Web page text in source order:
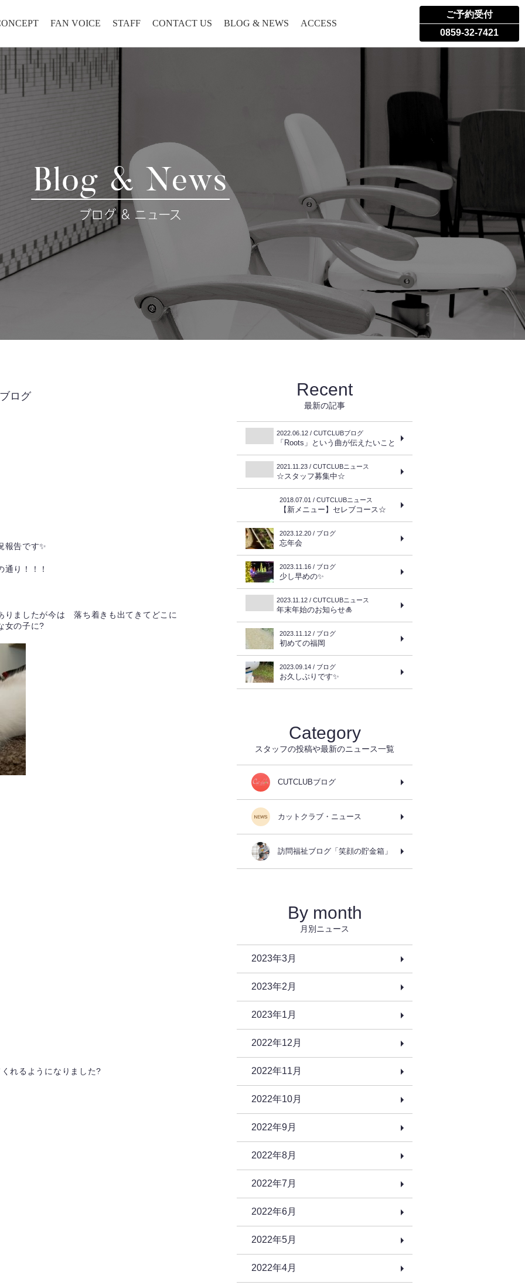
FAN VOICE STAFF CONTACT US BLOG & NEWS ACCESS
ご予約受付
0859-32-7421
ログ
報告です✨
り！！！
りましたが今は 落ち着きも出てきてどこに
女の子に?
れるようになりました?
Recent
最新の記事
2022.06.12 / CUTCLUBブログ
「Roots」という曲が伝えたいこと
2021.11.23 / CUTCLUBニュース
☆スタッフ募集中☆
2018.07.01 / CUTCLUBニュース
【新メニュー】セレブコース☆
2023.12.20 / ブログ
忘年会
2023.11.16 / ブログ
少し早めの✨
2023.11.12 / CUTCLUBニュース
年末年始のお知らせ🎍
2023.11.12 / ブログ
初めての福岡
2023.09.14 / ブログ
お久しぶりです✨
Category
スタッフの投稿や最新のニュース一覧
CUTCLUBブログ
カットクラブ・ニュース
訪問福祉ブログ「笑顔の貯金箱」
By month
月別ニュース
2023年3月
2023年2月
2023年1月
2022年12月
2022年11月
2022年10月
2022年9月
2022年8月
2022年7月
2022年6月
2022年5月
2022年4月